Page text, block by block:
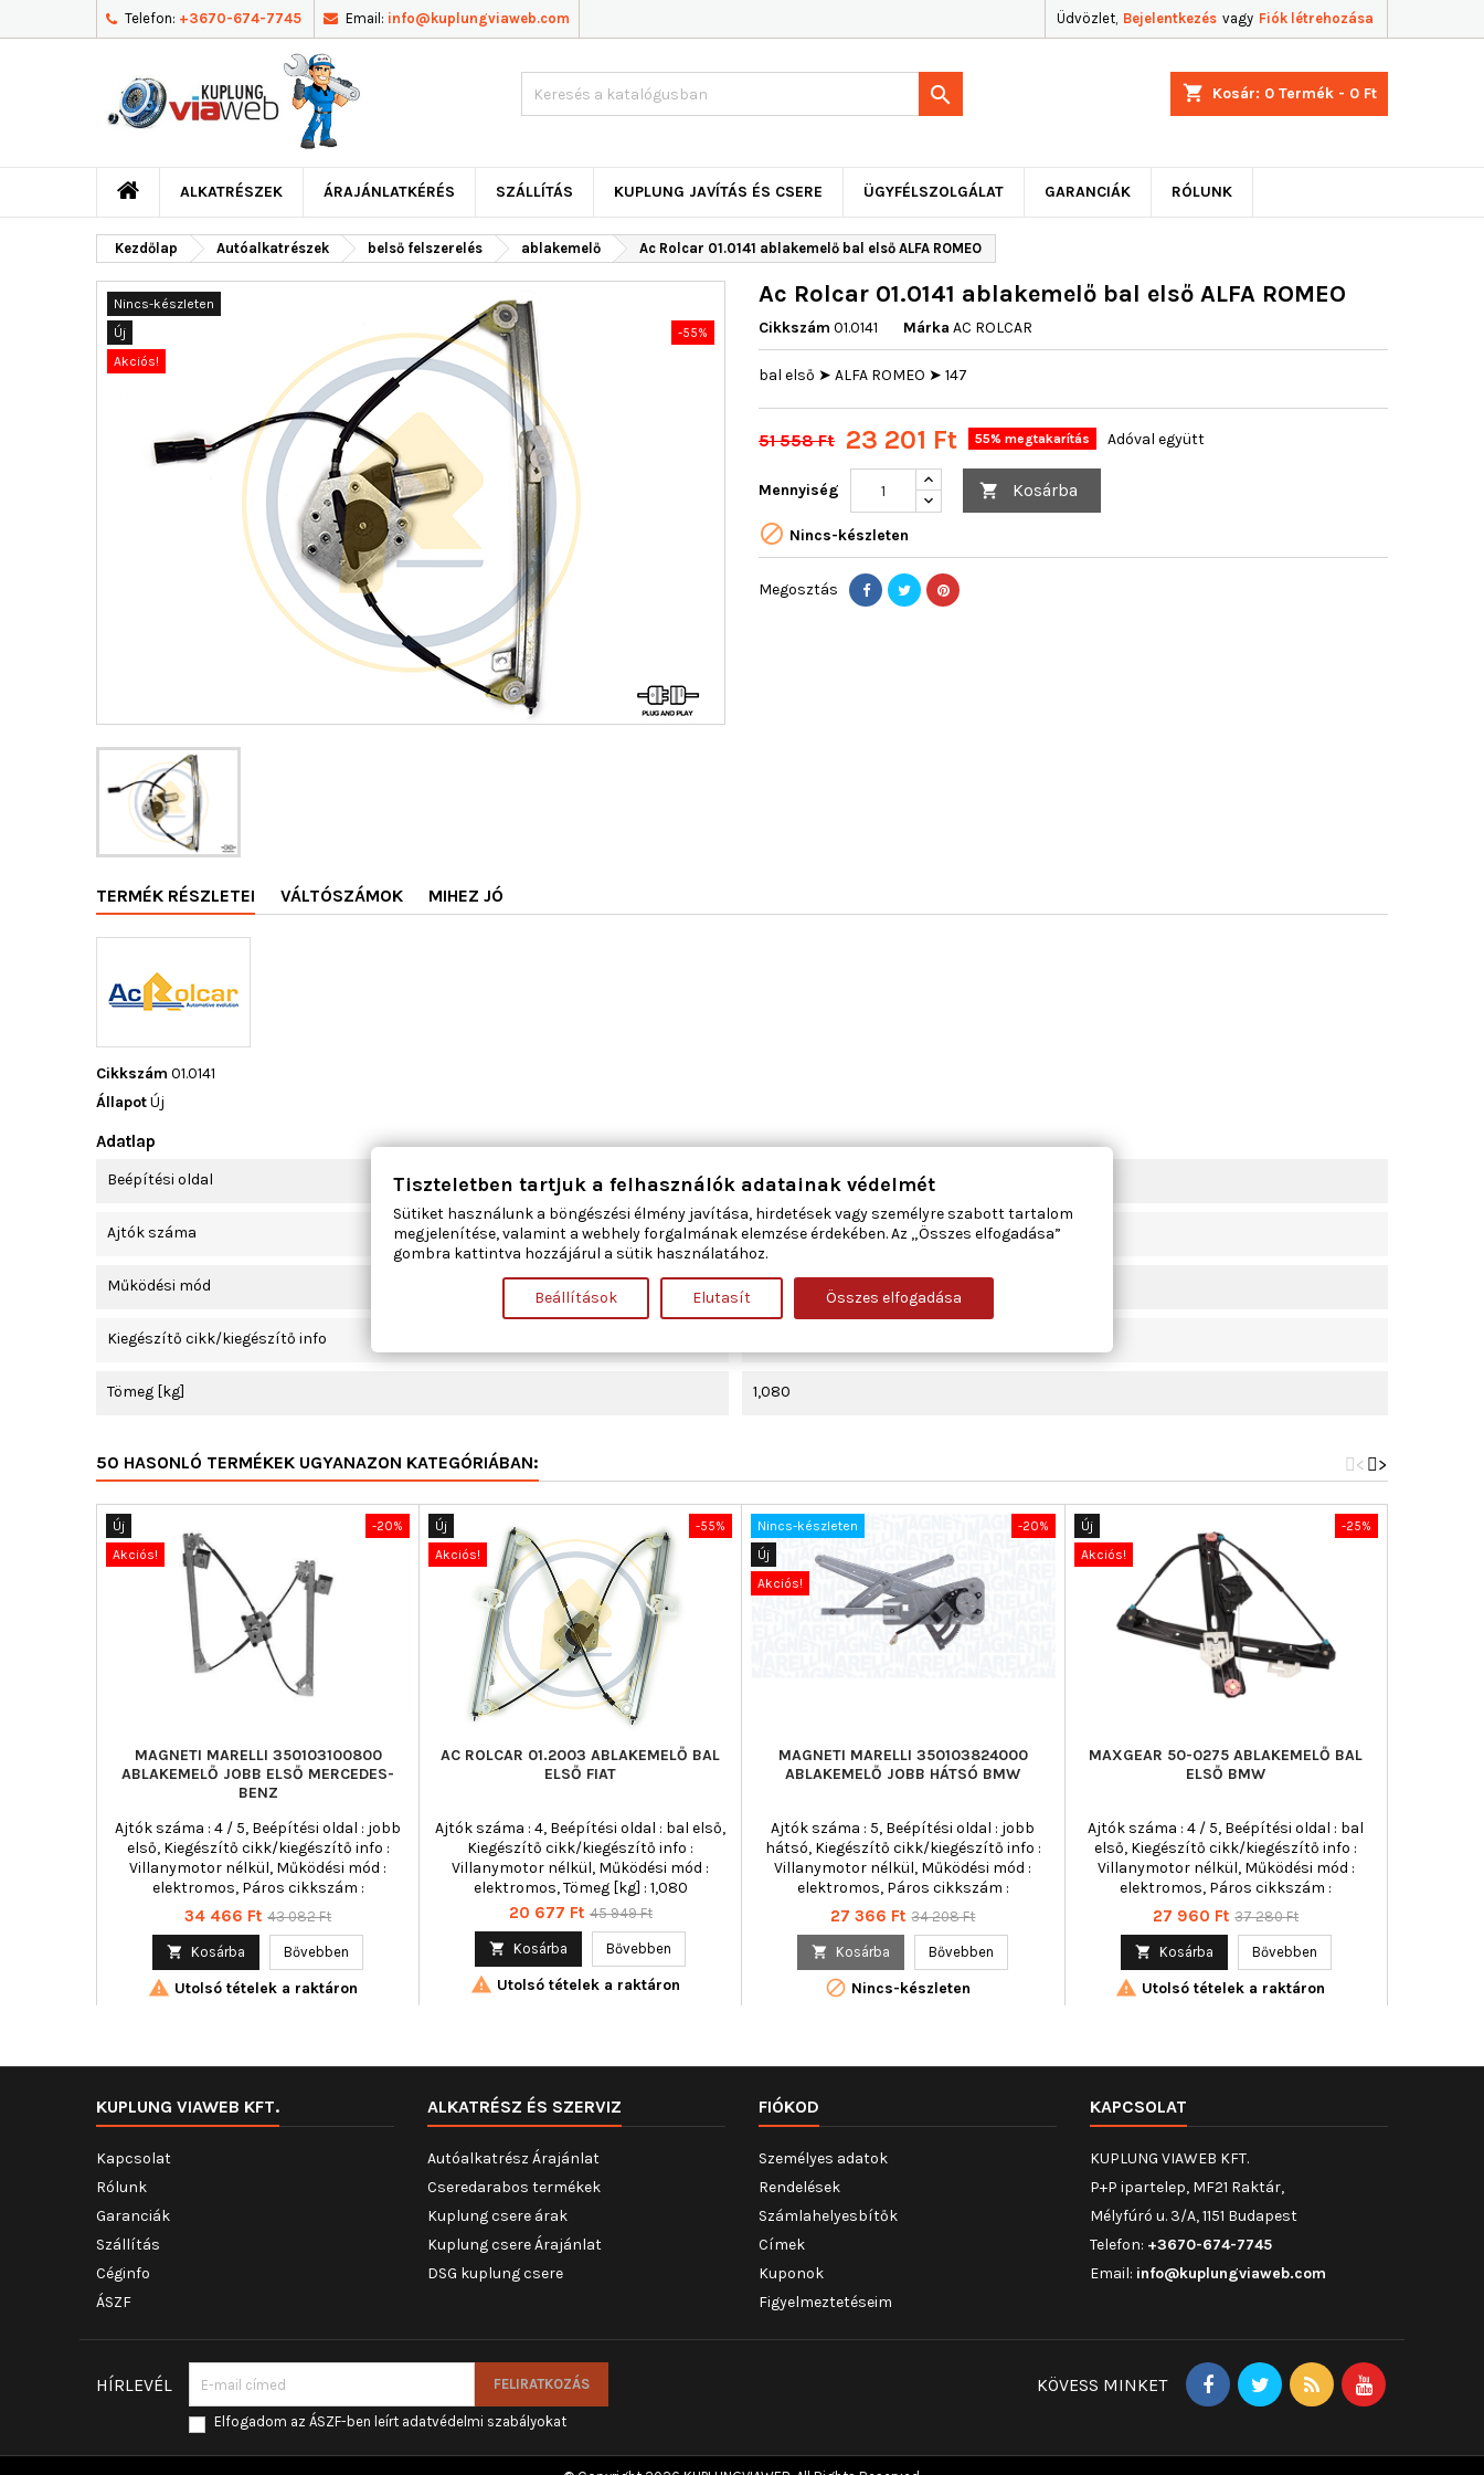
Telefon: +3670-674-7745 Email: info@kuplungviaweb.com Üdvözlet, Bejelentkezés vagy Fiók létrehozása
shopping_cart Kosár: 0 Termék - 0 Ft

ALKATRÉSZEK ÁRAJÁNLATKÉRÉS SZÁLLÍTÁS KUPLUNG JAVÍTÁS ÉS CSERE ÜGYFÉLSZOLGÁLAT GARANCIÁK RÓLUNK
Kezdőlap Autóalkatrészek belső felszerelés ablakemelő Ac Rolcar 01.0141 ablakemelő bal első ALFA ROMEO
Nincs-készleten
Új
-55%
Akciós!
Ac Rolcar 01.0141 ablakemelő bal első ALFA ROMEO
Cikkszám 01.0141 Márka AC ROLCAR
bal első ➤ ALFA ROMEO ➤ 147
51 558 Ft 23 201 Ft 55% megtakarítás Adóval együtt
Mennyiség  Kosárba
 Nincs-készleten
Megosztás
TERMÉK RÉSZLETEI VÁLTÓSZÁMOK MIHEZ JÓ
Cikkszám 01.0141
ÁllapotÚj
Adatlap
Beépítési oldal bal első
Ajtók száma 2-4
Működési mód elektromos
Kiegészítő cikk/kiegészítő info
Tömeg [kg] 1,080
50 HASONLÓ TERMÉKEK UGYANAZON KATEGÓRIÁBAN: >
<
-20%
Új
Akciós!
MAGNETI MARELLI 350103100800
ABLAKEMELŐ JOBB ELSŐ MERCEDES-
BENZ
Ajtók száma : 4 / 5, Beépítési oldal : jobb
első, Kiegészítő cikk/kiegészítő info :
Villanymotor nélkül, Működési mód :
elektromos, Páros cikkszám :
350103100700
Ár
34 466 Ft Normál
43 082 Ft
 Kosárba Bővebben
 Utolsó tételek a raktáron
-55%
Új
Akciós!
AC ROLCAR 01.2003 ABLAKEMELŐ BAL
ELSŐ FIAT
Ajtók száma : 4, Beépítési oldal : bal első,
Kiegészítő cikk/kiegészítő info :
Villanymotor nélkül, Működési mód :
elektromos, Tömeg [kg] : 1,080
Ár
20 677 Ft Normál
45 949 Ft
 Kosárba Bővebben
 Utolsó tételek a raktáron
-20%
Nincs-készleten
Új
Akciós!
MAGNETI MARELLI 350103824000
ABLAKEMELŐ JOBB HÁTSÓ BMW
Ajtók száma : 5, Beépítési oldal : jobb
hátsó, Kiegészítő cikk/kiegészítő info :
Villanymotor nélkül, Működési mód :
elektromos, Páros cikkszám :
350103823000
Ár
27 366 Ft Normál
34 208 Ft
 Kosárba Bővebben
 Nincs-készleten
-25%
Új
Akciós!
MAXGEAR 50-0275 ABLAKEMELŐ BAL
ELSŐ BMW
Ajtók száma : 4 / 5, Beépítési oldal : bal
első, Kiegészítő cikk/kiegészítő info :
Villanymotor nélkül, Működési mód :
elektromos, Páros cikkszám :
350103154600 - AC154
Ár
27 960 Ft Normál
37 280 Ft
 Kosárba Bővebben
 Utolsó tételek a raktáron
KUPLUNG VIAWEB KFT.
Kapcsolat
Rólunk
Garanciák
Szállítás
Céginfo
ÁSZF
ALKATRÉSZ ÉS SZERVIZ
Autóalkatrész Árajánlat
Cseredarabos termékek
Kuplung csere árak
Kuplung csere Árajánlat
DSG kuplung csere
FIÓKOD
Személyes adatok
Rendelések
Számlahelyesbítők
Címek
Kuponok
Figyelmeztetéseim
KAPCSOLAT
KUPLUNG VIAWEB KFT.
P+P ipartelep, MF21 Raktár,
Mélyfúró u. 3/A, 1151 Budapest
Telefon: +3670-674-7745
Email: info@kuplungviaweb.com
HÍRLEVÉL
Elfogadom az ÁSZF-ben leírt adatvédelmi szabályokat
KÖVESS MINKET
Tiszteletben tartjuk a felhasználók adatainak védelmét
Sütiket használunk a böngészési élmény javítása, hirdetések vagy személyre szabott tartalom
megjelenítése, valamint a webhely forgalmának elemzése érdekében. Az „Összes elfogadása”
gombra kattintva hozzájárul a sütik használatához.
Beállítások Elutasít Összes elfogadása